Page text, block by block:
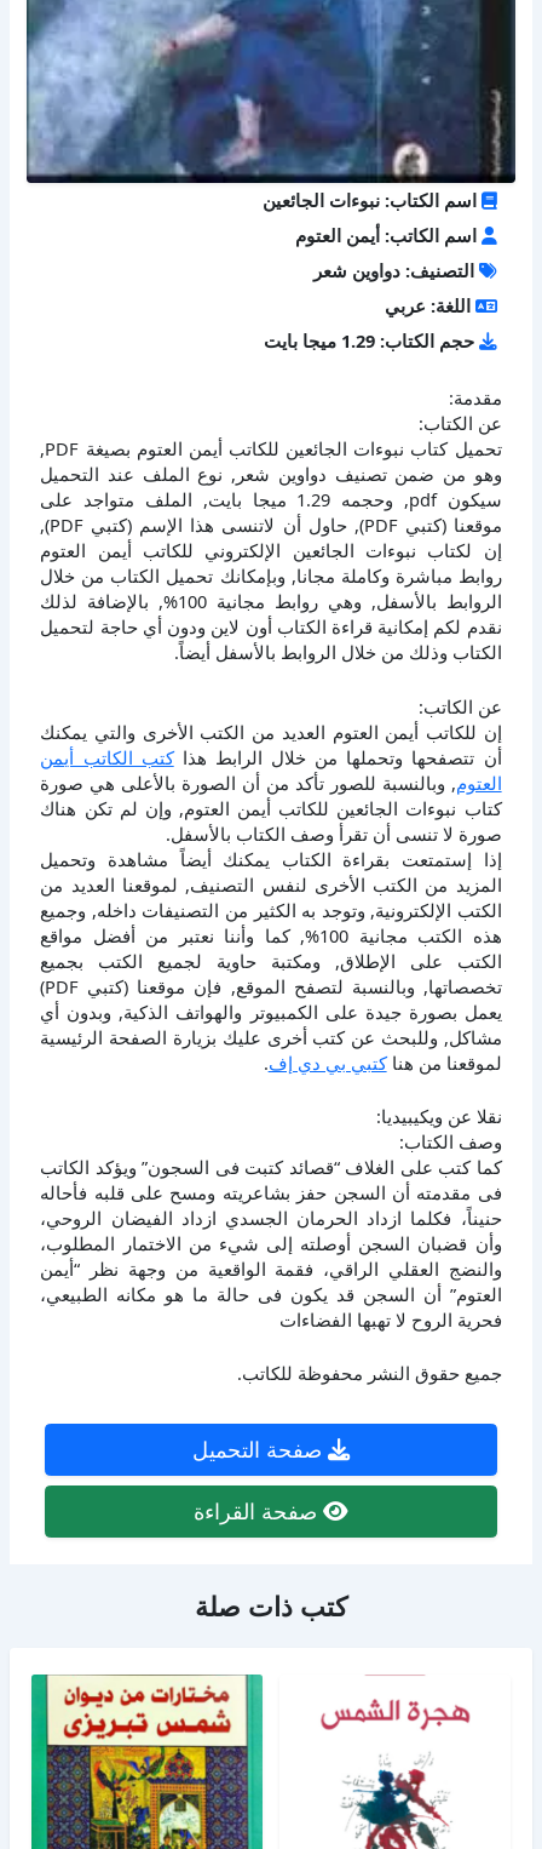
اسم الكتاب: نبوءات الجائعين
اسم الكاتب: أيمن العتوم
التصنيف: دواوين شعر
اللغة: عربي
حجم الكتاب: 1.29 ميجا بايت
مقدمة:
عن الكتاب:
تحميل كتاب نبوءات الجائعين للكاتب أيمن العتوم بصيغة PDF,
وهو من ضمن تصنيف دواوين شعر, نوع الملف عند التحميل
سيكون pdf, وحجمه 1.29 ميجا بايت, الملف متواجد على
موقعنا (كتبي PDF), حاول أن لاتنسى هذا الإسم (كتبي PDF),
إن لكتاب نبوءات الجائعين الإلكتروني للكاتب أيمن العتوم
روابط مباشرة وكاملة مجانا, وبإمكانك تحميل الكتاب من خلال
الروابط بالأسفل, وهي روابط مجانية 100%, بالإضافة لذلك
نقدم لكم إمكانية قراءة الكتاب أون لاين ودون أي حاجة لتحميل
الكتاب وذلك من خلال الروابط بالأسفل أيضاً.
عن الكاتب:
إن للكاتب أيمن العتوم العديد من الكتب الأخرى والتي يمكنك
أن تتصفحها وتحملها من خلال الرابط هذاكتب الكاتب أيمن
العتوم, وبالنسبة للصور تأكد من أن الصورة بالأعلى هي صورة
كتاب نبوءات الجائعين للكاتب أيمن العتوم, وإن لم تكن هناك
صورة لا تنسى أن تقرأ وصف الكتاب بالأسفل.
إذا إستمتعت بقراءة الكتاب يمكنك أيضاً مشاهدة وتحميل
المزيد من الكتب الأخرى لنفس التصنيف, لموقعنا العديد من
الكتب الإلكترونية, وتوجد به الكثير من التصنيفات داخله, وجميع
هذه الكتب مجانية 100%, كما وأننا نعتبر من أفضل مواقع
الكتب على الإطلاق, ومكتبة حاوية لجميع الكتب بجميع
تخصصاتها, وبالنسبة لتصفح الموقع, فإن موقعنا (كتبي PDF)
يعمل بصورة جيدة على الكمبيوتر والهواتف الذكية, وبدون أي
مشاكل, وللبحث عن كتب أخرى عليك بزيارة الصفحة الرئيسية
لموقعنا من هناكتبي بي دي إف.
نقلا عن ويكيبيديا:
وصف الكتاب:
كما كتب على الغلاف “قصائد كتبت فى السجون” ويؤكد الكاتب
فى مقدمته أن السجن حفز بشاعريته ومسح على قلبه فأحاله
حنيناً، فكلما ازداد الحرمان الجسدي ازداد الفيضان الروحي،
وأن قضبان السجن أوصلته إلى شيء من الاختمار المطلوب،
والنضج العقلي الراقي، فقمة الواقعية من وجهة نظر “أيمن
العتوم” أن السجن قد يكون فى حالة ما هو مكانه الطبيعي،
فحرية الروح لا تهبها الفضاءات
جميع حقوق النشر محفوظة للكاتب.
صفحة التحميل
صفحة القراءة
كتب ذات صلة